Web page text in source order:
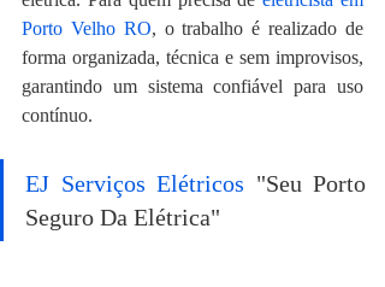
Porto Velho RO, o trabalho é realizado de
forma organizada, técnica e sem improvisos,
garantindo um sistema confiável para uso
contínuo.
EJ Serviços Elétricos "Seu Porto
Seguro Da Elétrica"